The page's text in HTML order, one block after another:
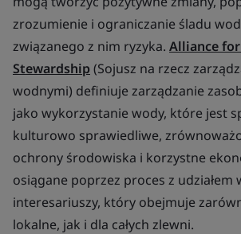
zrozumienie i ograniczanie śladu
związanego z nim ryzyka. Alliance
Stewardship (Sojusz na rzecz
wodnymi) definiuje zarządzanie
jako wykorzystanie wody, które jest
kulturowo sprawiedliwe,
ochrony środowiska i korzystne
osiągane poprzez proces z udziałem
interesariuszy, który obejmuje
lokalne, jak i dla całych zlewni.